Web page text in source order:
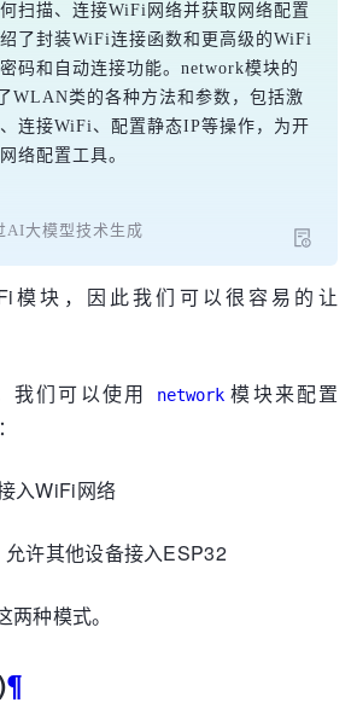
扫描、连接WiFi网络并获取网络配置
了封装WiFi连接函数和更高级的WiFi
码和自动连接功能。network模块的
WLAN类的各种方法和参数，包括激
连接WiFi、配置静态IP等操作，为开
络配置工具。
AI大模型技术生成
模块，因此我们可以很容易的让
我们可以使用 network 模块来配置
入WiFi网络
许其他设备接入ESP32
种模式。
¶